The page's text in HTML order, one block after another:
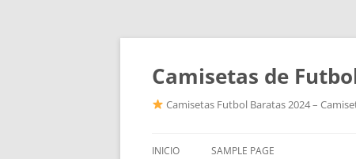
Camisetas de
Camisetas Futbol Baratas 2024 –
INICIO SAMPLE PAGE